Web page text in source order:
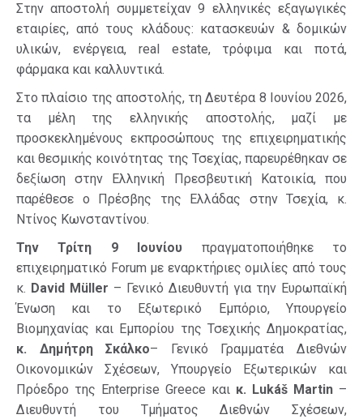
Στην αποστολή συμμετείχαν 9 ελληνικές εξαγωγικές
εταιρίες, από τους κλάδους: κατασκευών & δομικών
υλικών, ενέργεια, real estate, τρόφιμα και ποτά,
φάρμακα και καλλυντικά.
Στο πλαίσιο της αποστολής, τη Δευτέρα 8 Ιουνίου 2026,
τα μέλη της ελληνικής αποστολής, μαζί με
προσκεκλημένους εκπροσώπους της επιχειρηματικής
και θεσμικής κοινότητας της Τσεχίας, παρευρέθηκαν σε
δεξίωση στην Ελληνική Πρεσβευτική Κατοικία, που
παρέθεσε ο Πρέσβης της Ελλάδας στην Τσεχία, κ.
Ντίνος Κωνσταντίνου.
Την Τρίτη 9 Ιουνίου πραγματοποιήθηκε τo
επιχειρηματικό Forum με εναρκτήριες ομιλίες από τους
κ. David M ü ller – Γενικό Διευθυντή για την Ευρωπαϊκή
Ένωση και το Εξωτερικό Εμπόριο, Υπουργείο
Βιομηχανίας και Εμπορίου της Τσεχικής Δημοκρατίας,
κ. Δημήτρη Σκάλκο– Γενικό Γραμματέα Διεθνών
Οικονομικών Σχέσεων, Υπουργείο Εξωτερικών και
Πρόεδρο της Enterprise Greece και κ. Lukáš Martin –
Διευθυντή του Τμήματος Διεθνών Σχέσεων,